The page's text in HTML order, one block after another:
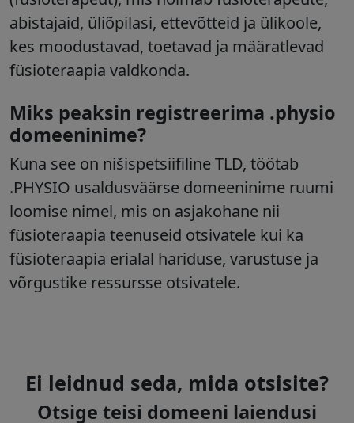
abistajaid, üliõpilasi, ettevõtteid ja ülikoole,
kes moodustavad, toetavad ja määratlevad
füsioteraapia valdkonda.
Miks peaksin registreerima .physio
domeeninime?
Kuna see on nišispetsiifiline TLD, töötab
.PHYSIO usaldusväärse domeeninime ruumi
loomise nimel, mis on asjakohane nii
füsioteraapia teenuseid otsivatele kui ka
füsioteraapia erialal hariduse, varustuse ja
võrgustike ressursse otsivatele.
Ei leidnud seda, mida otsisite?
Otsige teisi domeeni laiendusi